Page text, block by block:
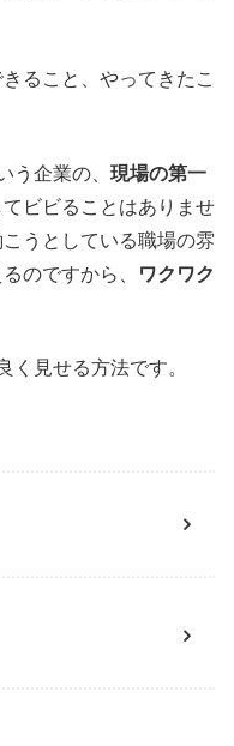
ること、やってきたこ
う企業の、 現場の第一
ビビることはありませ
うとしている職場の雰
のですから、
ワクワク
く見せる方法です。